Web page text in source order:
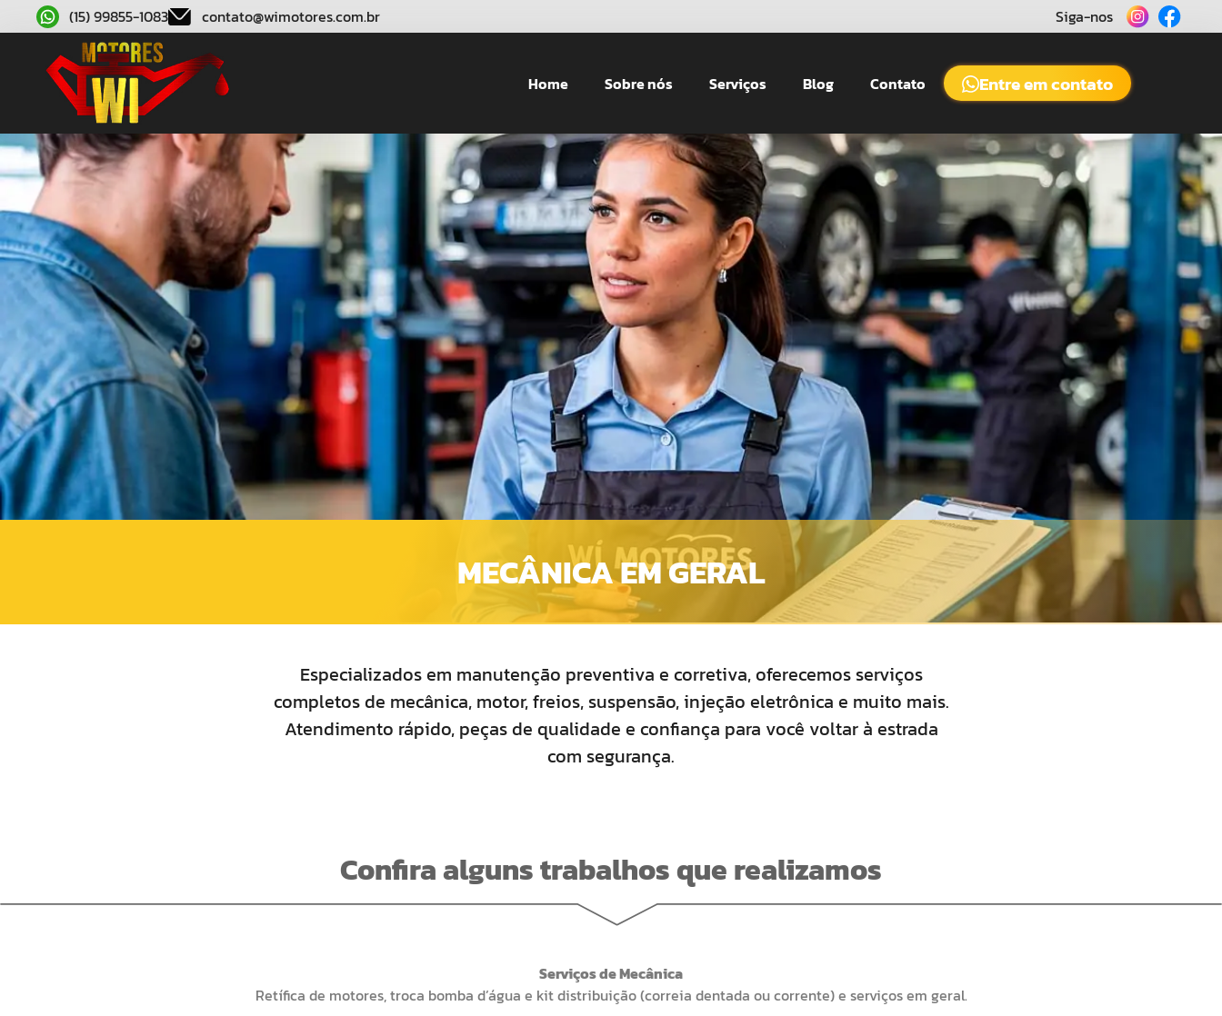
(15) 99855-1083 contato@wimotores.com.br Siga-nos
Home Sobre nós Serviços Blog Contato Entre em contato
MECÂNICA EM GERAL
Especializados em manutenção preventiva e corretiva, oferecemos serviços
completos de mecânica, motor, freios, suspensão, injeção eletrônica e muito mais.
Atendimento rápido, peças de qualidade e confiança para você voltar à estrada
com segurança.
Confira alguns trabalhos que realizamos
Serviços de Mecânica
Retífica de motores, troca bomba d’água e kit distribuição (correia dentada ou corrente) e serviços em geral.